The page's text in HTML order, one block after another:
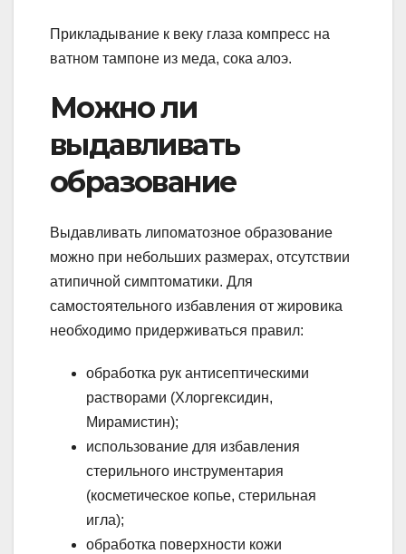
Прикладывание к веку глаза компресс на
ватном тампоне из меда, сока алоэ.
Можно ли
выдавливать
образование
Выдавливать липоматозное образование
можно при небольших размерах, отсутствии
атипичной симптоматики. Для
самостоятельного избавления от жировика
необходимо придерживаться правил:
обработка рук антисептическими
растворами (Хлоргексидин,
Мирамистин);
использование для избавления
стерильного инструментария
(косметическое копье, стерильная
игла);
обработка поверхности кожи